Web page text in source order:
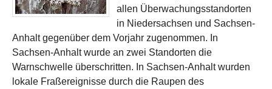
allen Überwachungsstandorten
in Niedersachsen und Sachsen-
Anhalt gegenüber dem Vorjahr zugenommen. In
Sachsen-Anhalt wurde an zwei Standorten die
Warnschwelle überschritten. In Sachsen-Anhalt wurden
lokale Fraßereignisse durch die Raupen des